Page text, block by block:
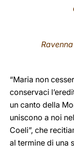
“Maria non
conservaci
un canto della
uniscono a noi
Coeli”, che
al termine di una